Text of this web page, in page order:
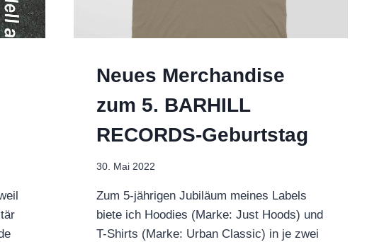
Neues Merchandise
zum 5. BARHILL
RECORDS-Geburtstag
30. Mai 2022
Zum 5-jährigen Jubiläum meines Labels
biete ich Hoodies (Marke: Just Hoods) und
T-Shirts (Marke: Urban Classic) in je zwei